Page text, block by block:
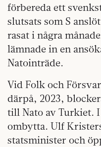
förbereda ett
slutsats som S
rasat i några
lämnade in en
Natointräde.
Vid Folk och
därpå, 2023,
till Nato av Turkiet.
ombytta. Ulf
statsminister och